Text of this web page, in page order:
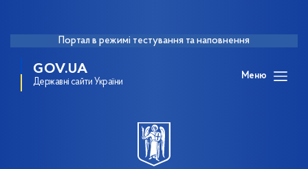
Портал в режимі тестування та наповнення
GOV.UA
Державні сайти України
Меню